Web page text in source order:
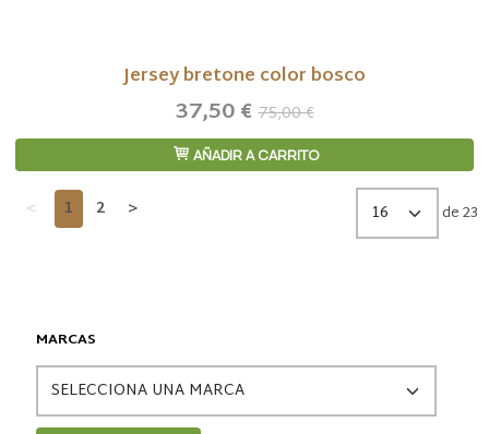
MARCAS
Jersey bretone color bosco
37,50 €75,00 €
AÑADIR A CARRITO
< 1 2 > de 23